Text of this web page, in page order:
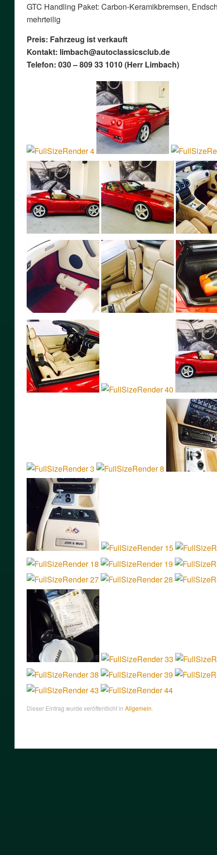
GTC Handling Paket: Carbon-Keramikbremsen,
mehrteilig
Preis: Fahrzeug ist verkauft
Kontakt: limbach@autoclassicsclub.de
Telefon: 030 – 809 33 1010 (Herr Limbach)
Dieser Eintrag wurde veröffentlicht in Allgemein